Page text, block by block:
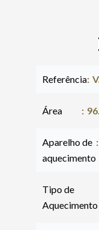
Referência
Área
Aparelho de
aquecimento
Tipo de
Aquecimento